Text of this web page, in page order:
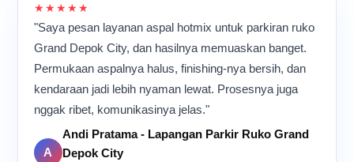
★★★★★
"Saya pesan layanan aspal hotmix untuk parkiran ruko
Grand Depok City, dan hasilnya memuaskan banget.
Permukaan aspalnya halus, finishing-nya bersih, dan
kendaraan jadi lebih nyaman lewat. Prosesnya juga
nggak ribet, komunikasinya jelas."
A
Andi Pratama - Lapangan Parkir Ruko Grand
Depok City